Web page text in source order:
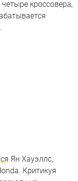
кроссовера,
Ян Хауэллс,
Критикуя